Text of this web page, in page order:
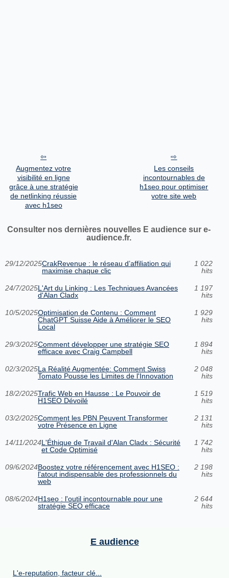
Augmentez votre
visibilité en ligne
grâce à une stratégie
de netlinking réussie
avec h1seo
Les conseils
incontournables de
h1seo pour optimiser
votre site web
Consulter nos dernières nouvelles E audience sur e-
audience.fr.
29/12/2025CrakRevenue : le réseau d’affiliation qui
maximise chaque clic
1 022
hits
24/7/2025L'Art du Linking : Les Techniques Avancées
d'Alan Cladx
1 197
hits
10/5/2025Optimisation de Contenu : Comment
ChatGPT Suisse Aide à Améliorer le SEO
Local
1 929
hits
29/3/2025Comment développer une stratégie SEO
efficace avec Craig Campbell
1 894
hits
02/3/2025La Réalité Augmentée: Comment Swiss
Tomato Pousse les Limites de l'Innovation
2 048
hits
18/2/2025Trafic Web en Hausse : Le Pouvoir de
H1SEO Dévoilé
1 519
hits
03/2/2025Comment les PBN Peuvent Transformer
votre Présence en Ligne
2 131
hits
14/11/2024L'Éthique de Travail d'Alan Cladx : Sécurité
et Code Optimisé
1 742
hits
09/6/2024Boostez votre référencement avec H1SEO :
l'atout indispensable des professionnels du
web
2 198
hits
08/6/2024H1seo : l'outil incontournable pour une
stratégie SEO efficace
2 644
hits
E audience
L'e-reputation, facteur clé...